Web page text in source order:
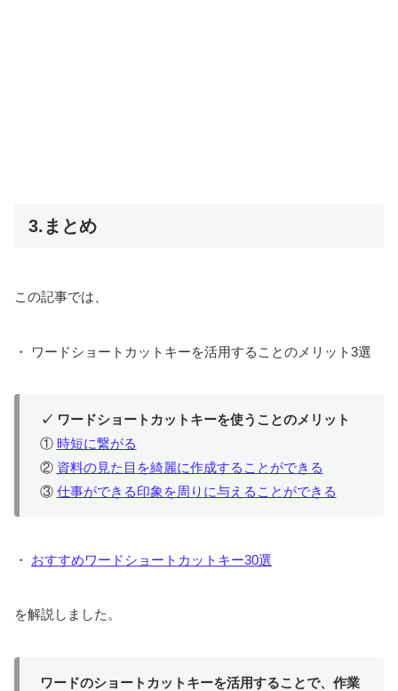
3.まとめ
この記事では、
・ ワードショートカットキーを活用することのメリット3選
✓ ワードショートカットキーを使うことのメリット
① 時短に繋がる
② 資料の見た目を綺麗に作成することができる
③ 仕事ができる印象を周りに与えることができる
・ おすすめワードショートカットキー30選
を解説しました。
ワードのショートカットキーを活用することで、作業